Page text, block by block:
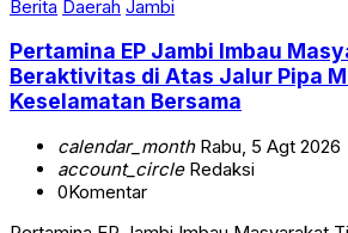
Berita Daerah Jambi
Pertamina EP Jambi Imbau
Beraktivitas di Atas Jalur Pipa
Keselamatan Bersama
calendar_monthRabu, 5 Agt 2026
account_circleRedaksi
0Komentar